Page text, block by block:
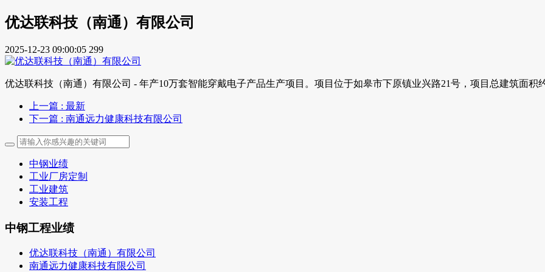
优达联科技（南通）有限公司
2025-12-23 09:00:05 299
优达联科技（南通）有限公司 - 年产10万套智能穿戴电子产品生产项目。项目位于如皋市下原镇业兴路21号，项目总建筑面积约
上一篇 : 最新
下一篇 : 南通远力健康科技有限公司
中钢业绩
工业厂房定制
工业建筑
安装工程
中钢工程业绩
优达联科技（南通）有限公司
南通远力健康科技有限公司